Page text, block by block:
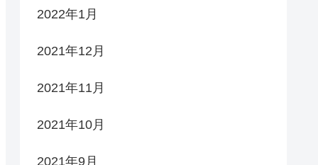
2022年1月
2021年12月
2021年11月
2021年10月
2021年9月